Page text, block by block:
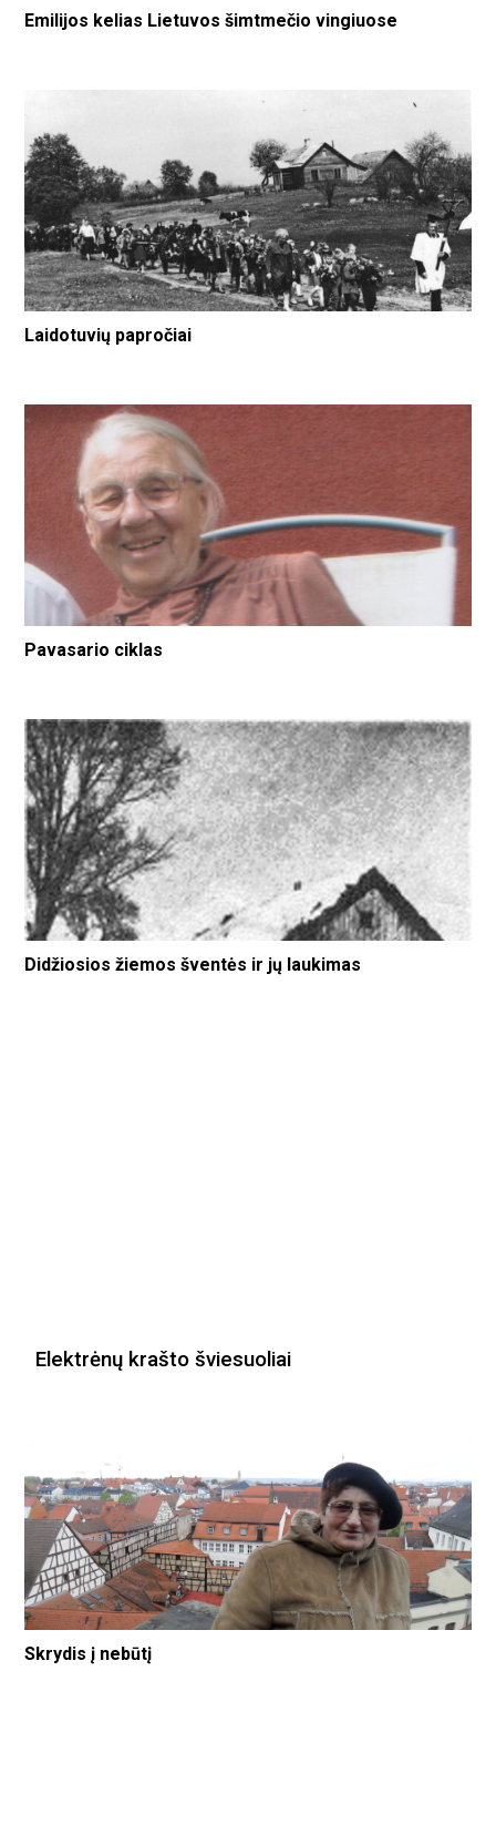
Emilijos kelias Lietuvos šimtmečio vingiuose
Laidotuvių papročiai
Pavasario ciklas
Didžiosios žiemos šventės ir jų laukimas
Elektrėnų krašto šviesuoliai
Skrydis į nebūtį